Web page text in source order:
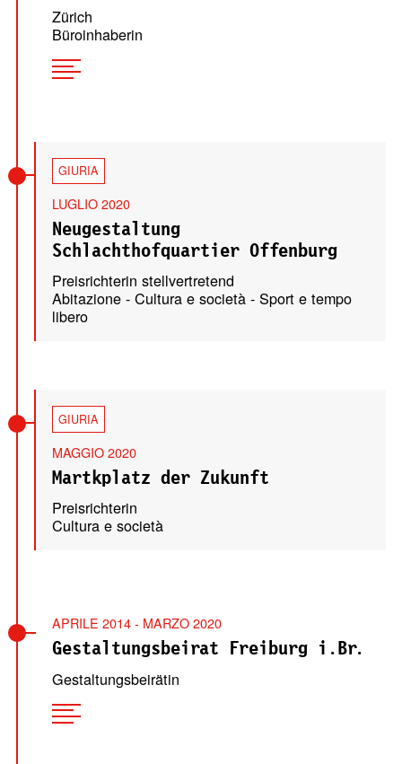
Zürich
Büroinhaberin
GIURIA
LUGLIO 2020
Neugestaltung
Schlachthofquartier Offenburg
Preisrichterin stellvertretend
Abitazione - Cultura e società - Sport e tempo
libero
GIURIA
MAGGIO 2020
Martkplatz der Zukunft
Preisrichterin
Cultura e società
APRILE 2014 - MARZO 2020
Gestaltungsbeirat Freiburg i.Br.
Gestaltungsbeirätin